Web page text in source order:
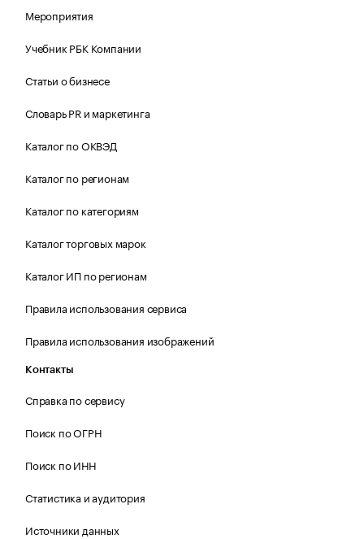
Мероприятия
Учебник РБК Компании
Статьи о бизнесе
Словарь PR и маркетинга
Каталог по ОКВЭД
Каталог по регионам
Каталог по категориям
Каталог торговых марок
Каталог ИП по регионам
Правила использования сервиса
Правила использования изображений
Контакты
Справка по сервису
Поиск по ОГРН
Поиск по ИНН
Статистика и аудитория
Источники данных